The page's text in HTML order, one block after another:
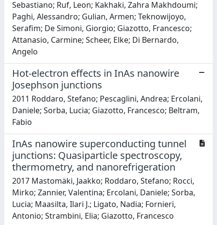
Sebastiano; Ruf, Leon; Kakhaki, Zahra Makhdoumi;
Paghi, Alessandro; Gulian, Armen; Teknowijoyo,
Serafim; De Simoni, Giorgio; Giazotto, Francesco;
Attanasio, Carmine; Scheer, Elke; Di Bernardo,
Angelo
Hot-electron effects in InAs nanowire
Josephson junctions
2011 Roddaro, Stefano; Pescaglini, Andrea; Ercolani,
Daniele; Sorba, Lucia; Giazotto, Francesco; Beltram,
Fabio
InAs nanowire superconducting tunnel
junctions: Quasiparticle spectroscopy,
thermometry, and nanorefrigeration
2017 Mastomäki, Jaakko; Roddaro, Stefano; Rocci,
Mirko; Zannier, Valentina; Ercolani, Daniele; Sorba,
Lucia; Maasilta, Ilari J.; Ligato, Nadia; Fornieri,
Antonio; Strambini, Elia; Giazotto, Francesco